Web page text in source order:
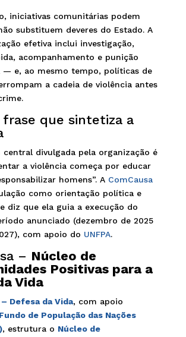
iniciativas comunitárias podem
substituem deveres do Estado. A
efetiva inclui investigação,
acompanhamento e punição
— e, ao mesmo tempo, políticas de
a cadeia de violência antes
frase que sintetiza a
central divulgada pela organização é
a violência começa por educar
homens”. AComCausa
como orientação política e
diz que ela guia a execução do
anunciado (dezembro de 2025
com apoio do UNFPA.
– Núcleo de
Positivas para a
Vida
– Defesa da Vida, com apoio
de População das Nações
, estrutura o Núcleo de